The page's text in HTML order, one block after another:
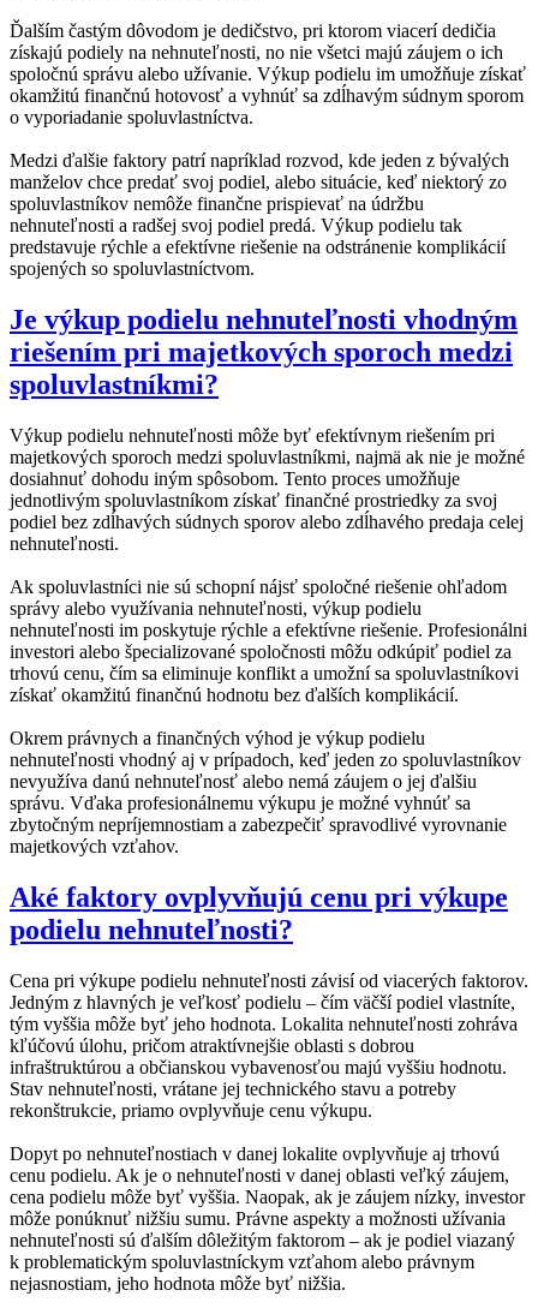
Ďalším častým dôvodom je dedičstvo, pri ktorom viacerí dedičia
získajú podiely na nehnuteľnosti, no nie všetci majú záujem o ich
spoločnú správu alebo užívanie. Výkup podielu im umožňuje získať
okamžitú finančnú hotovosť a vyhnúť sa zdĺhavým súdnym sporom
o vyporiadanie spoluvlastníctva.
Medzi ďalšie faktory patrí napríklad rozvod, kde jeden z bývalých
manželov chce predať svoj podiel, alebo situácie, keď niektorý zo
spoluvlastníkov nemôže finančne prispievať na údržbu
nehnuteľnosti a radšej svoj podiel predá. Výkup podielu tak
predstavuje rýchle a efektívne riešenie na odstránenie komplikácií
spojených so spoluvlastníctvom.
Je výkup podielu nehnuteľnosti vhodným
riešením pri majetkových sporoch medzi
spoluvlastníkmi?
Výkup podielu nehnuteľnosti môže byť efektívnym riešením pri
majetkových sporoch medzi spoluvlastníkmi, najmä ak nie je možné
dosiahnuť dohodu iným spôsobom. Tento proces umožňuje
jednotlivým spoluvlastníkom získať finančné prostriedky za svoj
podiel bez zdĺhavých súdnych sporov alebo zdĺhavého predaja celej
nehnuteľnosti.
Ak spoluvlastníci nie sú schopní nájsť spoločné riešenie ohľadom
správy alebo využívania nehnuteľnosti, výkup podielu
nehnuteľnosti im poskytuje rýchle a efektívne riešenie. Profesionálni
investori alebo špecializované spoločnosti môžu odkúpiť podiel za
trhovú cenu, čím sa eliminuje konflikt a umožní sa spoluvlastníkovi
získať okamžitú finančnú hodnotu bez ďalších komplikácií.
Okrem právnych a finančných výhod je výkup podielu
nehnuteľnosti vhodný aj v prípadoch, keď jeden zo spoluvlastníkov
nevyužíva danú nehnuteľnosť alebo nemá záujem o jej ďalšiu
správu. Vďaka profesionálnemu výkupu je možné vyhnúť sa
zbytočným nepríjemnostiam a zabezpečiť spravodlivé vyrovnanie
majetkových vzťahov.
Aké faktory ovplyvňujú cenu pri výkupe
podielu nehnuteľnosti?
Cena pri výkupe podielu nehnuteľnosti závisí od viacerých faktorov.
Jedným z hlavných je veľkosť podielu – čím väčší podiel vlastníte,
tým vyššia môže byť jeho hodnota. Lokalita nehnuteľnosti zohráva
kľúčovú úlohu, pričom atraktívnejšie oblasti s dobrou
infraštruktúrou a občianskou vybavenosťou majú vyššiu hodnotu.
Stav nehnuteľnosti, vrátane jej technického stavu a potreby
rekonštrukcie, priamo ovplyvňuje cenu výkupu.
Dopyt po nehnuteľnostiach v danej lokalite ovplyvňuje aj trhovú
cenu podielu. Ak je o nehnuteľnosti v danej oblasti veľký záujem,
cena podielu môže byť vyššia. Naopak, ak je záujem nízky, investor
môže ponúknuť nižšiu sumu. Právne aspekty a možnosti užívania
nehnuteľnosti sú ďalším dôležitým faktorom – ak je podiel viazaný
k problematickým spoluvlastníckym vzťahom alebo právnym
nejasnostiam, jeho hodnota môže byť nižšia.